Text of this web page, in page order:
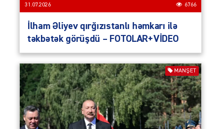
31.07.2026 6766
İlham Əliyev qırğızıstanlı həmkarı ilə
təkbətək görüşdü – FOTOLAR+VİDEO
MANŞET